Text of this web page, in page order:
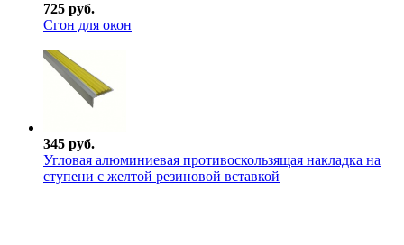
725 руб.
Сгон для окон
345 руб.
Угловая алюминиевая противоскользящая накладка на
ступени с желтой резиновой вставкой